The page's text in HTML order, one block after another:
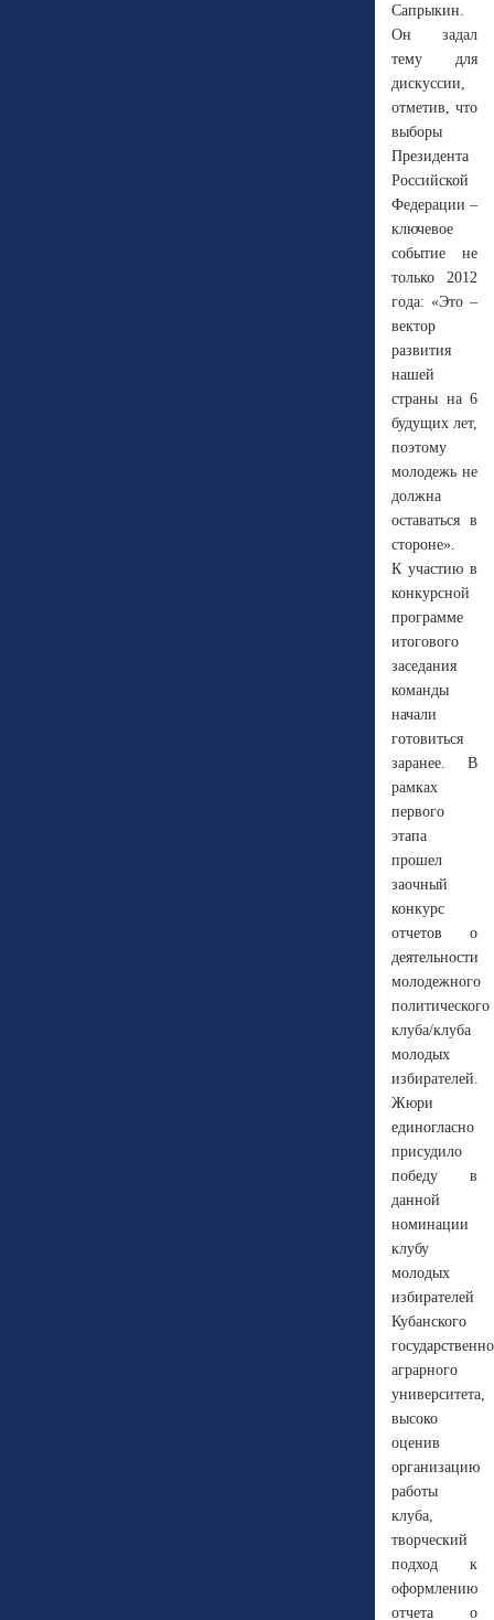
Сапрыкин.
Он задал
тему для
дискуссии,
отметив, что
выборы
Президента
Российской
Федерации –
ключевое
событие не
только 2012
года: «Это –
вектор
развития
нашей
страны на 6
будущих лет,
поэтому
молодежь не
должна
оставаться в
стороне».
К участию в
конкурсной
программе
итогового
заседания
команды
начали
готовиться
заранее. В
рамках
первого
этапа
прошел
заочный
конкурс
отчетов о
деятельности
молодежного
политического
клуба/клуба
молодых
избирателей.
Жюри
единогласно
присудило
победу в
данной
номинации
клубу
молодых
избирателей
Кубанского
аграрного
университета,
высоко
оценив
организацию
работы
клуба,
творческий
подход к
оформлению
отчета о